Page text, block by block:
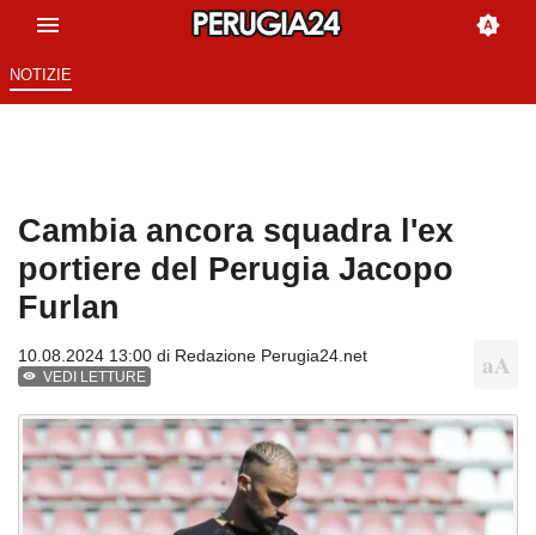
NOTIZIE
Cambia ancora squadra l'ex
portiere del Perugia Jacopo
Furlan
10.08.2024 13:00 di Redazione Perugia24.net
VEDI LETTURE